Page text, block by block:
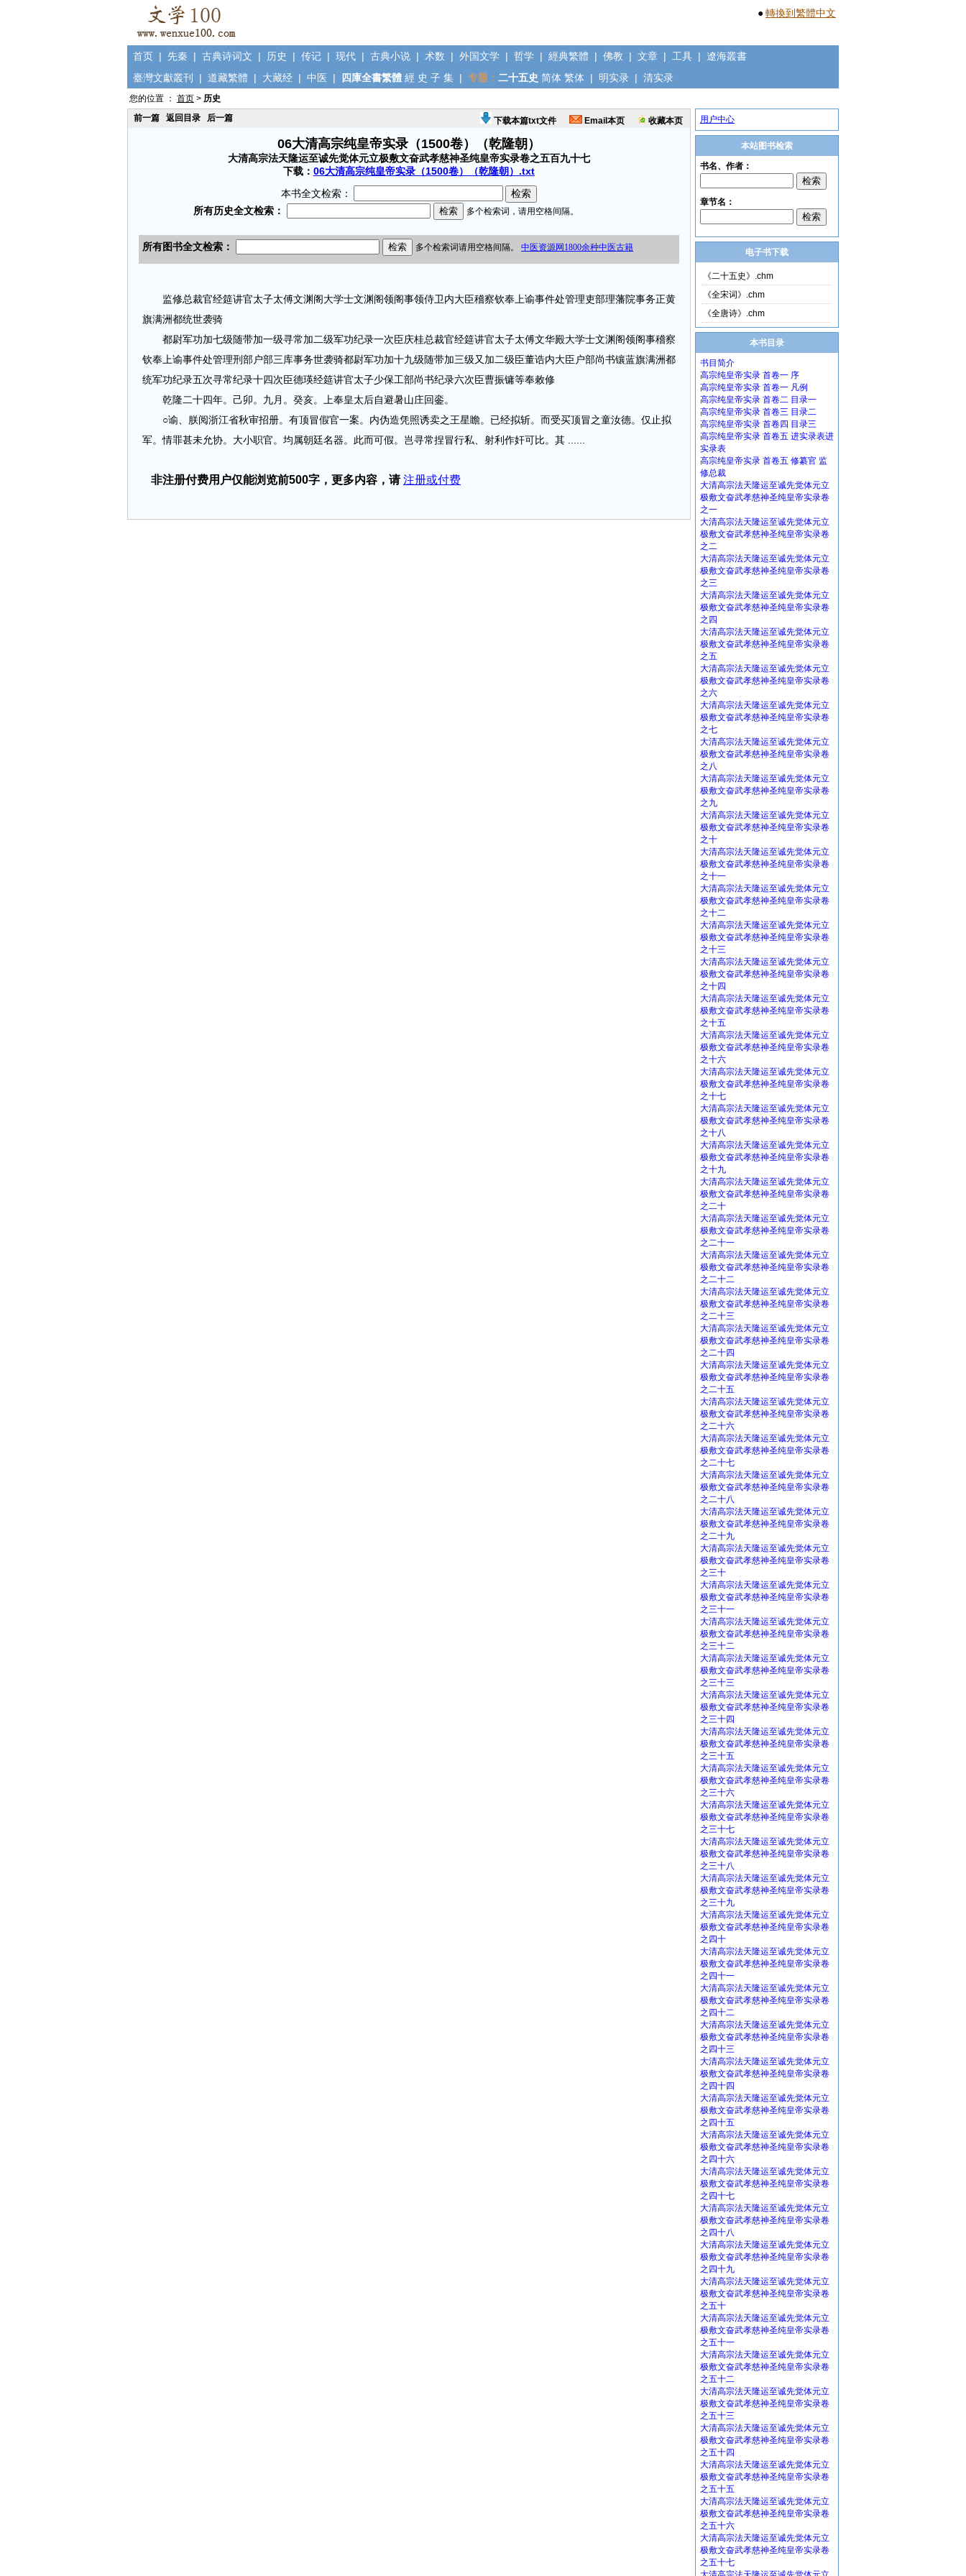
●轉換到繁體中文
首页 | 先秦 | 古典诗词文 | 历史 | 传记 | 现代 | 古典小说 | 术数 | 外国文学 | 哲学 | 經典繁體 | 佛教 | 文章 | 工具 | 遼海叢書
臺灣文獻叢刊
| 道藏繁體 | 大藏经 | 中医 | 四庫全書繁體 經 史 子 集 | 专题： 二十五史 简体 繁体 | 明实录 | 清实录
您的位置 ： 首页 > 历史
前一篇
返回目录 后一篇 下载本篇txt文件 Email本页 收藏本页
06大清高宗纯皇帝实录（1500卷）（乾隆朝）
大清高宗法天隆运至诚先觉体元立极敷文奋武孝慈神圣纯皇帝实录卷之五百九十七
下载： 06大清高宗纯皇帝实录（1500卷）（乾隆朝）.txt
本书全文检索：
监修总裁官经筵讲官太子太傅文渊阁大学士文渊阁领阁事领侍卫内大臣稽察钦奉上谕事件处管理吏部理藩院事务正黄
旗满洲都统世袭骑
都尉军功加七级随带加一级寻常加二级军功纪录一次臣庆桂总裁官经筵讲官太子太傅文华殿大学士文渊阁领阁事稽察
钦奉上谕事件处管理刑部户部三库事务世袭骑都尉军功加十九级随带加三级又加二级臣董诰内大臣户部尚书镶蓝旗满洲都
统军功纪录五次寻常纪录十四次臣德瑛经筵讲官太子少保工部尚书纪录六次臣曹振镛等奉敕修
乾隆二十四年。己卯。九月。癸亥。上奉皇太后自避暑山庄回銮。
○谕、朕阅浙江省秋审招册。有顶冒假官一案。内伪造凭照诱卖之王星瞻。已经拟斩。而受买顶冒之童汝德。仅止拟
军。情罪甚未允协。大小职官。均属朝廷名器。此而可假。岂寻常捏冒行私、射利作奸可比。其 ......
非注册付费用户仅能浏览前500字，更多内容，请 注册或付费
用户中心
本站图书检索
电子书下载
《二十五史》.chm
《全宋词》.chm
《全唐诗》.chm
本书目录
书目简介
高宗纯皇帝实录 首卷一 序
高宗纯皇帝实录 首卷一 凡例
高宗纯皇帝实录 首卷二 目录一
高宗纯皇帝实录 首卷三 目录二
高宗纯皇帝实录 首卷四 目录三
高宗纯皇帝实录 首卷五 进实录表进
实录表
高宗纯皇帝实录 首卷五 修纂官 监
修总裁
大清高宗法天隆运至诚先觉体元立
极敷文奋武孝慈神圣纯皇帝实录卷
之一
大清高宗法天隆运至诚先觉体元立
极敷文奋武孝慈神圣纯皇帝实录卷
之二
大清高宗法天隆运至诚先觉体元立
极敷文奋武孝慈神圣纯皇帝实录卷
之三
大清高宗法天隆运至诚先觉体元立
极敷文奋武孝慈神圣纯皇帝实录卷
之四
大清高宗法天隆运至诚先觉体元立
极敷文奋武孝慈神圣纯皇帝实录卷
之五
大清高宗法天隆运至诚先觉体元立
极敷文奋武孝慈神圣纯皇帝实录卷
之六
大清高宗法天隆运至诚先觉体元立
极敷文奋武孝慈神圣纯皇帝实录卷
之七
大清高宗法天隆运至诚先觉体元立
极敷文奋武孝慈神圣纯皇帝实录卷
之八
大清高宗法天隆运至诚先觉体元立
极敷文奋武孝慈神圣纯皇帝实录卷
之九
大清高宗法天隆运至诚先觉体元立
极敷文奋武孝慈神圣纯皇帝实录卷
之十
大清高宗法天隆运至诚先觉体元立
极敷文奋武孝慈神圣纯皇帝实录卷
之十一
大清高宗法天隆运至诚先觉体元立
极敷文奋武孝慈神圣纯皇帝实录卷
之十二
大清高宗法天隆运至诚先觉体元立
极敷文奋武孝慈神圣纯皇帝实录卷
之十三
大清高宗法天隆运至诚先觉体元立
极敷文奋武孝慈神圣纯皇帝实录卷
之十四
大清高宗法天隆运至诚先觉体元立
极敷文奋武孝慈神圣纯皇帝实录卷
之十五
大清高宗法天隆运至诚先觉体元立
极敷文奋武孝慈神圣纯皇帝实录卷
之十六
大清高宗法天隆运至诚先觉体元立
极敷文奋武孝慈神圣纯皇帝实录卷
之十七
大清高宗法天隆运至诚先觉体元立
极敷文奋武孝慈神圣纯皇帝实录卷
之十八
大清高宗法天隆运至诚先觉体元立
极敷文奋武孝慈神圣纯皇帝实录卷
之十九
大清高宗法天隆运至诚先觉体元立
极敷文奋武孝慈神圣纯皇帝实录卷
之二十
大清高宗法天隆运至诚先觉体元立
极敷文奋武孝慈神圣纯皇帝实录卷
之二十一
大清高宗法天隆运至诚先觉体元立
极敷文奋武孝慈神圣纯皇帝实录卷
之二十二
大清高宗法天隆运至诚先觉体元立
极敷文奋武孝慈神圣纯皇帝实录卷
之二十三
大清高宗法天隆运至诚先觉体元立
极敷文奋武孝慈神圣纯皇帝实录卷
之二十四
大清高宗法天隆运至诚先觉体元立
极敷文奋武孝慈神圣纯皇帝实录卷
之二十五
大清高宗法天隆运至诚先觉体元立
极敷文奋武孝慈神圣纯皇帝实录卷
之二十六
大清高宗法天隆运至诚先觉体元立
极敷文奋武孝慈神圣纯皇帝实录卷
之二十七
大清高宗法天隆运至诚先觉体元立
极敷文奋武孝慈神圣纯皇帝实录卷
之二十八
大清高宗法天隆运至诚先觉体元立
极敷文奋武孝慈神圣纯皇帝实录卷
之二十九
大清高宗法天隆运至诚先觉体元立
极敷文奋武孝慈神圣纯皇帝实录卷
之三十
大清高宗法天隆运至诚先觉体元立
极敷文奋武孝慈神圣纯皇帝实录卷
之三十一
大清高宗法天隆运至诚先觉体元立
极敷文奋武孝慈神圣纯皇帝实录卷
之三十二
大清高宗法天隆运至诚先觉体元立
极敷文奋武孝慈神圣纯皇帝实录卷
之三十三
大清高宗法天隆运至诚先觉体元立
极敷文奋武孝慈神圣纯皇帝实录卷
之三十四
大清高宗法天隆运至诚先觉体元立
极敷文奋武孝慈神圣纯皇帝实录卷
之三十五
大清高宗法天隆运至诚先觉体元立
极敷文奋武孝慈神圣纯皇帝实录卷
之三十六
大清高宗法天隆运至诚先觉体元立
极敷文奋武孝慈神圣纯皇帝实录卷
之三十七
大清高宗法天隆运至诚先觉体元立
极敷文奋武孝慈神圣纯皇帝实录卷
之三十八
大清高宗法天隆运至诚先觉体元立
极敷文奋武孝慈神圣纯皇帝实录卷
之三十九
大清高宗法天隆运至诚先觉体元立
极敷文奋武孝慈神圣纯皇帝实录卷
之四十
大清高宗法天隆运至诚先觉体元立
极敷文奋武孝慈神圣纯皇帝实录卷
之四十一
大清高宗法天隆运至诚先觉体元立
极敷文奋武孝慈神圣纯皇帝实录卷
之四十二
大清高宗法天隆运至诚先觉体元立
极敷文奋武孝慈神圣纯皇帝实录卷
之四十三
大清高宗法天隆运至诚先觉体元立
极敷文奋武孝慈神圣纯皇帝实录卷
之四十四
大清高宗法天隆运至诚先觉体元立
极敷文奋武孝慈神圣纯皇帝实录卷
之四十五
大清高宗法天隆运至诚先觉体元立
极敷文奋武孝慈神圣纯皇帝实录卷
之四十六
大清高宗法天隆运至诚先觉体元立
极敷文奋武孝慈神圣纯皇帝实录卷
之四十七
大清高宗法天隆运至诚先觉体元立
极敷文奋武孝慈神圣纯皇帝实录卷
之四十八
大清高宗法天隆运至诚先觉体元立
极敷文奋武孝慈神圣纯皇帝实录卷
之四十九
大清高宗法天隆运至诚先觉体元立
极敷文奋武孝慈神圣纯皇帝实录卷
之五十
大清高宗法天隆运至诚先觉体元立
极敷文奋武孝慈神圣纯皇帝实录卷
之五十一
大清高宗法天隆运至诚先觉体元立
极敷文奋武孝慈神圣纯皇帝实录卷
之五十二
大清高宗法天隆运至诚先觉体元立
极敷文奋武孝慈神圣纯皇帝实录卷
之五十三
大清高宗法天隆运至诚先觉体元立
极敷文奋武孝慈神圣纯皇帝实录卷
之五十四
大清高宗法天隆运至诚先觉体元立
极敷文奋武孝慈神圣纯皇帝实录卷
之五十五
大清高宗法天隆运至诚先觉体元立
极敷文奋武孝慈神圣纯皇帝实录卷
之五十六
大清高宗法天隆运至诚先觉体元立
极敷文奋武孝慈神圣纯皇帝实录卷
之五十七